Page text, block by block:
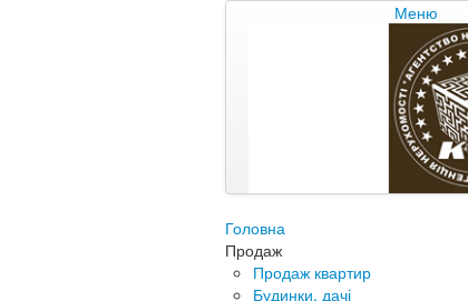
Меню
Головна
Продаж
Продаж квартир
Будинки, дачі